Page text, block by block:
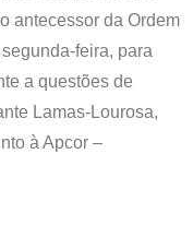
antecessor da Ordem
feira, para
a questões de
Lamas-Lourosa,
à Apcor –